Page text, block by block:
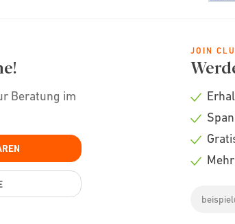
Beratung im
JOIN
Check
Check
Check
address